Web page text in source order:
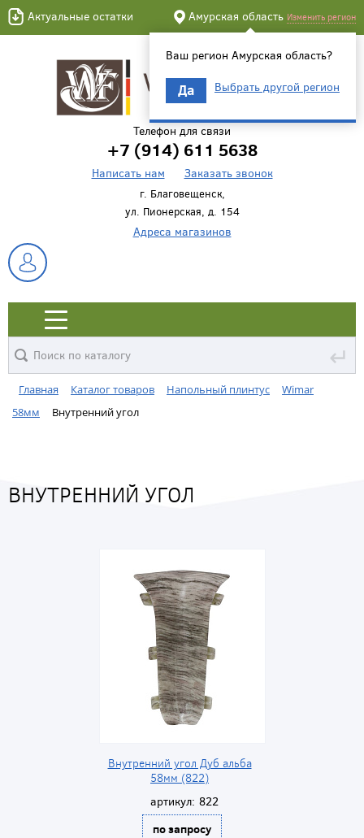
Актуальные остатки Амурская область Изменить регион
Ваш регион Амурская область?
Да Выбрать другой регион
Телефон для связи
+7 (914) 611 5638
Написать нам Заказать звонок
г. Благовещенск,
ул. Пионерская, д. 154
Адреса магазинов
↵
Главная Каталог товаров Напольный плинтус
Wimar
58мм
Внутренний угол
ВНУТРЕННИЙ УГОЛ
Внутренний угол Дуб альба
58мм (822)
артикул: 822
по запросу